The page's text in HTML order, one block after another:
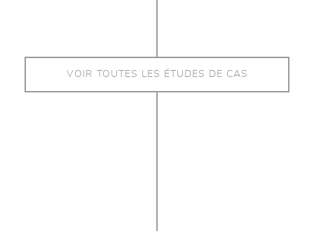
VOIR TOUTES LES ÉTUDES DE CAS